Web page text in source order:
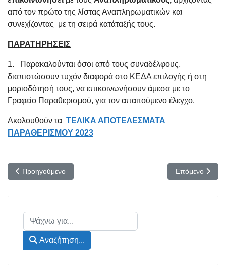
από τον πρώτο της λίστας Αναπληρωματικών και
συνεχίζοντας με τη σειρά κατάταξής τους.
ΠΑΡΑΤΗΡΗΣΕΙΣ
1. Παρακαλούνται όσοι από τους συναδέλφους,
διαπιστώσουν τυχόν διαφορά στο ΚΕΔΑ επιλογής ή στη
μοριοδότησή τους, να επικοινωνήσουν άμεσα με το
Γραφείο Παραθερισμού, για τον απαιτούμενο έλεγχο.
Ακολουθούν τα ΤΕΛΙΚΑ ΑΠΟΤΕΛΕΣΜΑΤΑ
ΠΑΡΑΘΕΡΙΣΜΟΥ 2023
Προηγούμενο άρθρο: Λειτουργία της Θερινής Λέσχης
Προηγούμενο Επόμενο
Επόμενο
Αναζήτηση...
Αναζήτηση...